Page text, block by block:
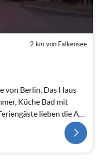
2 km von Falkensee
von Berlin. Das Haus
Küche Bad mit
lieben die Art